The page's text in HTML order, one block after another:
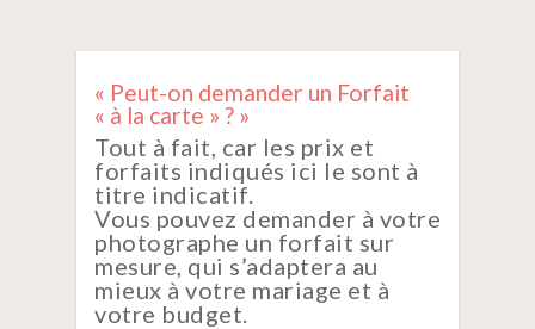
« Peut-on demander un Forfait
« à la carte » ? »
Tout à fait, car les prix et
forfaits indiqués ici le sont à
titre indicatif.
Vous pouvez demander à votre
photographe un forfait sur
mesure, qui s’adaptera au
mieux à votre mariage et à
votre budget.